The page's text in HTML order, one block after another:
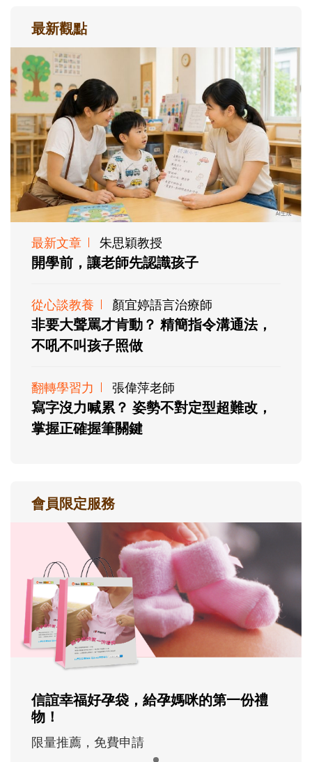
最新觀點
最新文章 朱思穎教授
開學前，讓老師先認識孩子
從心談教養 顏宜婷語言治療師
非要大聲罵才肯動？ 精簡指令溝通法，
不吼不叫孩子照做
翻轉學習力 張偉萍老師
寫字沒力喊累？ 姿勢不對定型超難改，
掌握正確握筆關鍵
會員限定服務
信誼幸福好孕袋，給孕媽咪的第一份禮
物！
限量推薦，免費申請